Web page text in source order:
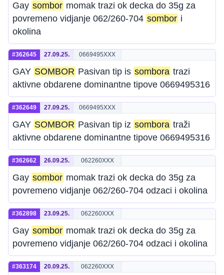
Gay sombor momak trazi ok decka do 35g za
povremeno vidjanje 062/260-704 sombor i
okolina
#362645 27.09.25. 0669495XXX
GAY SOMBOR Pasivan tip is sombora trazi
aktivne obdarene dominantne tipove 0669495316
#362649 27.09.25. 0669495XXX
GAY SOMBOR Pasivan tip iz sombora traži
aktivne obdarene dominantne tipove 0669495316
#362662 26.09.25. 062260XXX
Gay sombor momak trazi ok decka do 35g za
povremeno vidjanje 062/260-704 odzaci i okolina
#362898 23.09.25. 062260XXX
Gay sombor momak trazi ok decka do 35g za
povremeno vidjanje 062/260-704 odzaci i okolina
#363174 20.09.25. 062260XXX